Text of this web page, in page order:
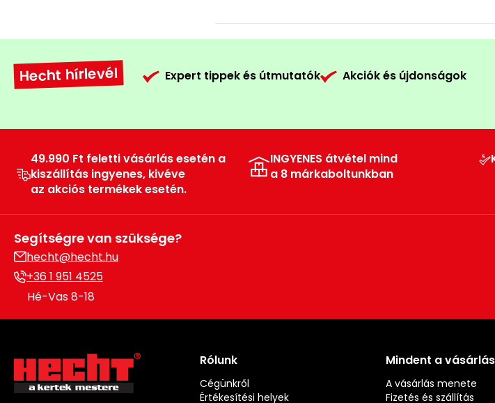
Hecht hírlevél Expert tippek és útmutatók Akciók és újdonságok
49.990 Ft feletti vásárlás esetén a
kiszállítás ingyenes, kivéve
az akciós termékek esetén.
INGYENES átvétel mind
a 8 márkaboltunkban
Segítségre van szüksége?
hecht@hecht.hu
+36 1 951 4525
Hé-Vas 8-18
Rólunk
Cégünkről
Értékesítési helyek
Mindent a
A vásárlás menete
Fizetés és szállítás